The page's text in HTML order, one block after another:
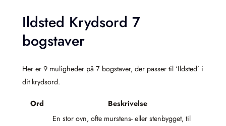
Ildsted Krydsord 7
bogstaver
Her er 9 muligheder på 7 bogstaver, der passer til ‘Ildsted’ i
dit krydsord.
Ord Beskrivelse
En stor ovn, ofte murstens- eller stenbygget, til